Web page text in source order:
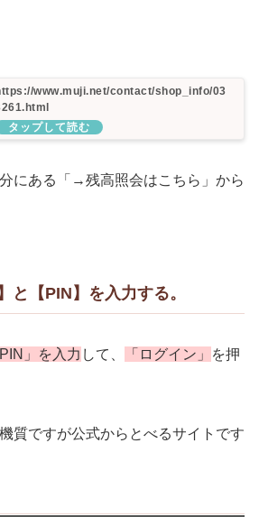
www.muji.net/contact/shop_info/03
分にある「→残高照会はこちら」から
と【PIN】を入力する。
」を入力 して、 「ログイン」
を押
質ですが公式からとべるサイトです